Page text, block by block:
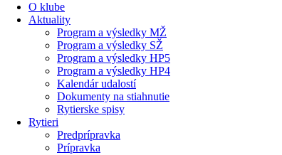
O klube
Aktuality
Program a výsledky MŽ
Program a výsledky SŽ
Program a výsledky HP5
Program a výsledky HP4
Kalendár udalostí
Dokumenty na stiahnutie
Rytierske spisy
Rytieri
Predprípravka
Prípravka